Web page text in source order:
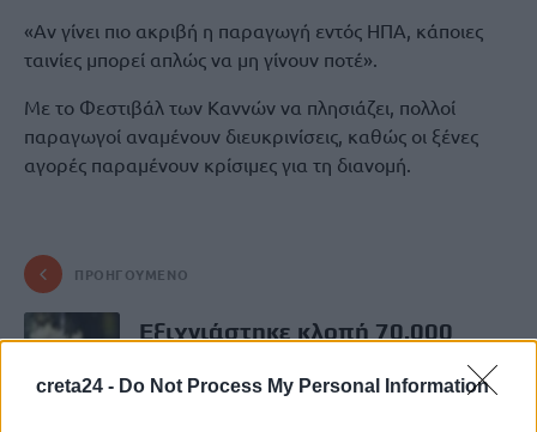
creta24 - Do Not Process My Personal Information
«Αν γίνει πιο ακριβή η παραγωγή εντός ΗΠΑ, κάποιες
ταινίες μπορεί απλώς να μη γίνουν ποτέ».
Με το Φεστιβάλ των Καννών να πλησιάζει, πολλοί
παραγωγοί αναμένουν διευκρινίσεις, καθώς οι ξένες
αγορές παραμένουν κρίσιμες για τη διανομή.
ΠΡΟΗΓΟΎΜΕΝΟ
Εξιχνιάστηκε κλοπή 70.000
11 Μαΐου, 2025